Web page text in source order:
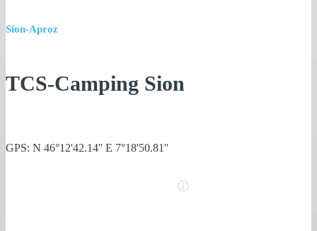
Sion-Aproz
TCS-Camping Sion
GPS: N 46°12'42.14'' E 7°18'50.81''